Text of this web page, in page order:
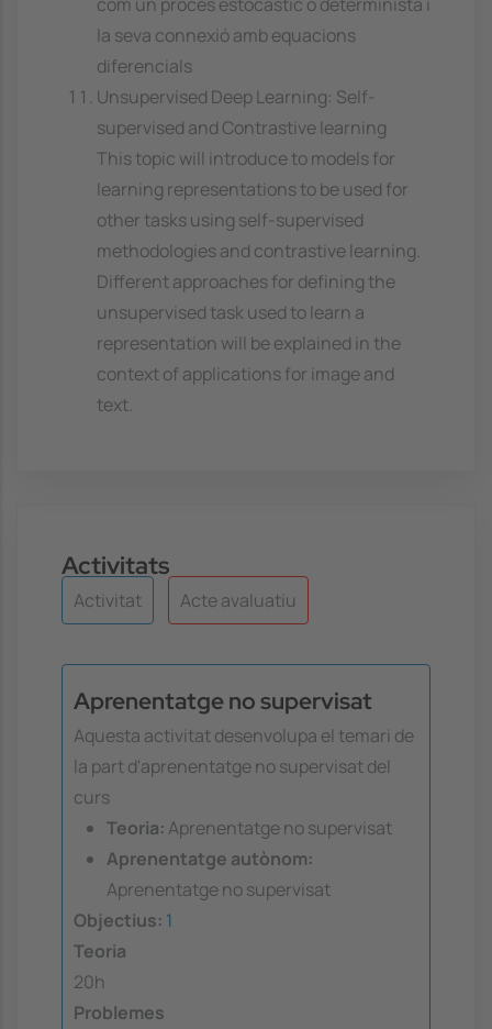
la seva connexió amb equacions
diferencials
Unsupervised Deep Learning: Self-
supervised and Contrastive learning
This topic will introduce to models for
learning representations to be used for
other tasks using self-supervised
methodologies and contrastive learning.
Different approaches for defining the
unsupervised task used to learn a
representation will be explained in the
context of applications for image and
text.
Activitats
Activitat Acte avaluatiu
Aprenentatge no supervisat
Aquesta activitat desenvolupa el temari de
la part d'aprenentatge no supervisat del
curs
Teoria: Aprenentatge no supervisat
Aprenentatge autònom:
Aprenentatge no supervisat
Objectius: 1
Teoria
20h
Problemes